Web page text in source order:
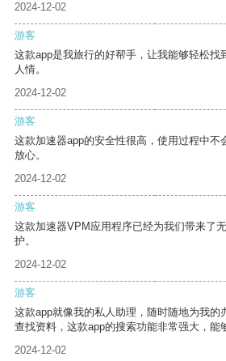
2024-12-02
游客
这款app是我旅行的好帮手，让我能够轻松找
人情。
2024-12-02
游客
这款加速器app的安全性很高，使用过程中不
放心。
2024-12-02
游客
这款加速器VPM应用程序已经为我们带来了
护。
2024-12-02
游客
这款app就像我的私人助理，随时随地为我的
查找资料，这款app的搜索功能非常强大，能
2024-12-02